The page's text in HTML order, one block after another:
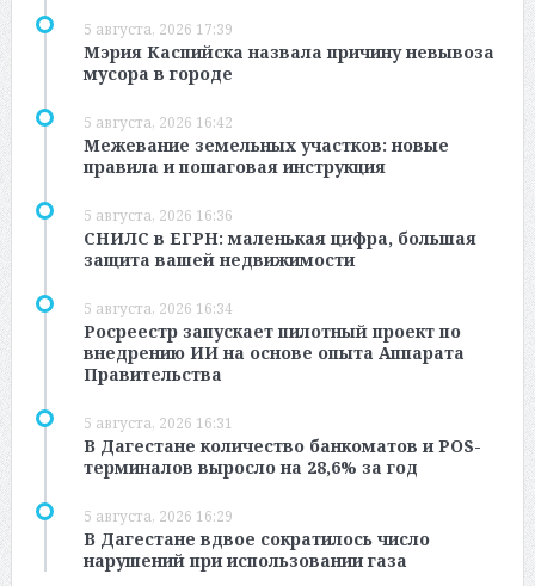
5 августа, 2026 17:39
Мэрия Каспийска назвала причину невывоза
мусора в городе
5 августа, 2026 16:42
Межевание земельных участков: новые
правила и пошаговая инструкция
5 августа, 2026 16:36
СНИЛС в ЕГРН: маленькая цифра, большая
защита вашей недвижимости
5 августа, 2026 16:34
Росреестр запускает пилотный проект по
внедрению ИИ на основе опыта Аппарата
Правительства
5 августа, 2026 16:31
В Дагестане количество банкоматов и POS-
терминалов выросло на 28,6% за год
5 августа, 2026 16:29
В Дагестане вдвое сократилось число
нарушений при использовании газа